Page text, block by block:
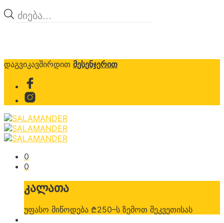
Products
search
დაგვიკავშირდით მესენჯერით
0
0
კალათა
უფასო მიწოდება ₾250–ს ზემოთ შეკვეთისას